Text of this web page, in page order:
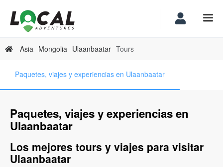
Asia Mongolia Ulaanbaatar Tours
Paquetes, viajes y experiencias en Ulaanbaatar
Paquetes, viajes y experiencias en
Ulaanbaatar
Los mejores tours y viajes para visitar
Ulaanbaatar